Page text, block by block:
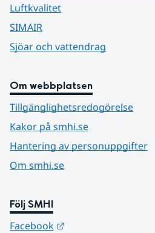
Luftkvalitet
SIMAIR
Sjöar och vattendrag
Om webbplatsen
Tillgänglighetsredogörelse
Kakor på smhi.se
Hantering av personuppgifter
Om smhi.se
Följ SMHI
Facebook